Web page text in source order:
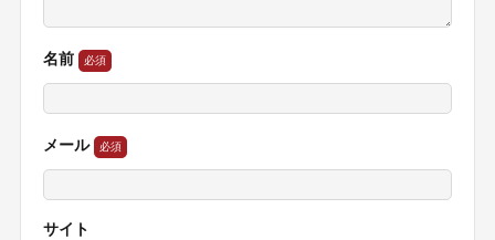
名前
メール
サイト